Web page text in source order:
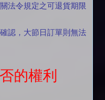
法令規定之可退貨期限
認，大節日訂單則無法
的權利